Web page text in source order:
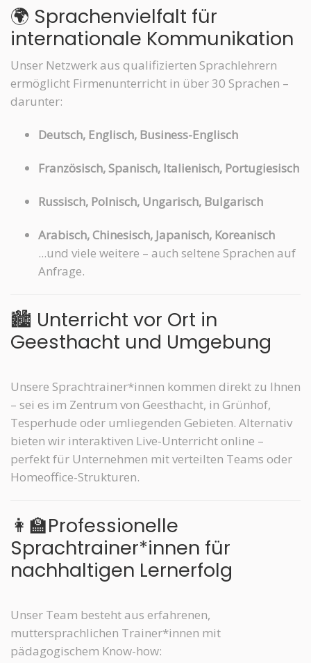
🌍 Sprachenvielfalt für
internationale Kommunikation
Unser Netzwerk aus qualifizierten Sprachlehrern
ermöglicht Firmenunterricht in über 30 Sprachen –
darunter:
Deutsch, Englisch, Business-Englisch
Französisch, Spanisch, Italienisch, Portugiesisch
Russisch, Polnisch, Ungarisch, Bulgarisch
Arabisch, Chinesisch, Japanisch, Koreanisch
...und viele weitere – auch seltene Sprachen auf
Anfrage.
🏙️ Unterricht vor Ort in
Geesthacht und Umgebung
Unsere Sprachtrainer*innen kommen direkt zu Ihnen
– sei es im Zentrum von Geesthacht, in Grünhof,
Tesperhude oder umliegenden Gebieten. Alternativ
bieten wir interaktiven Live-Unterricht online –
perfekt für Unternehmen mit verteilten Teams oder
Homeoffice-Strukturen.
👩‍🏫Professionelle
Sprachtrainer*innen für
nachhaltigen Lernerfolg
Unser Team besteht aus erfahrenen,
muttersprachlichen Trainer*innen mit
pädagogischem Know-how: